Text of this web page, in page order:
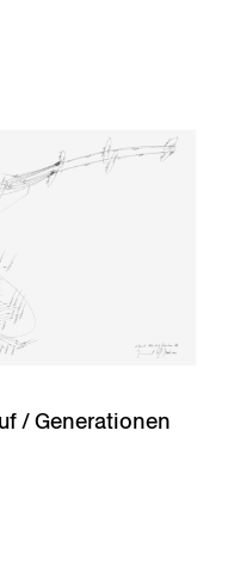
/ Generationen